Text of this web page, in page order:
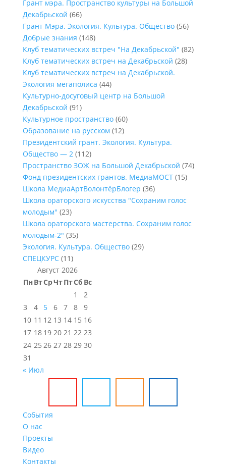
Грант мэра. Пространство культуры на Большой
Декабрьской (66)
Грант Мэра. Экология. Культура. Общество(56)
Добрые знания (148)
Клуб тематических встреч "На Декабрьской" (82)
Клуб тематических встреч на Декабрьской (28)
Клуб тематических встреч на Декабрьской.
Экология мегаполиса (44)
Культурно-досуговый центр на Большой
Декабрьской (91)
Культурное пространство(60)
Образование на русском (12)
Президентский грант. Экология. Культура.
Общество — 2(112)
Пространство ЗОЖ на Большой Декабрьской (74)
Фонд президентских грантов. МедиаМОСТ(15)
Школа МедиаАртВолонтёрБлогер (36)
Школа ораторского искусства "Сохраним голос
молодым" (23)
Школа ораторского мастерства. Сохраним голос
молодым-2" (35)
Экология. Культура. Общество(29)
СПЕЦКУРС(11)
Август 2026
ПнВтСрЧтПтСб Вс
1
2
3
4 5 6 7 8
9
10 11 12 13 14 15 16
17 18 19 20 21 22 23
24 25 26 27 28 29 30
31
« Июл
События
О нас
Проекты
Видео
Контакты